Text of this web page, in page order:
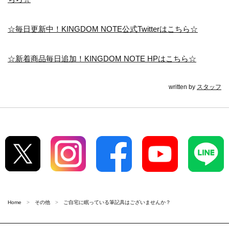
☆毎日更新中！KINGDOM NOTE公式Twitterはこちら☆
☆新着商品毎日追加！KINGDOM NOTE HPはこちら☆
written by スタッフ
Home その他 ご自宅に眠っている筆記具はございませんか？